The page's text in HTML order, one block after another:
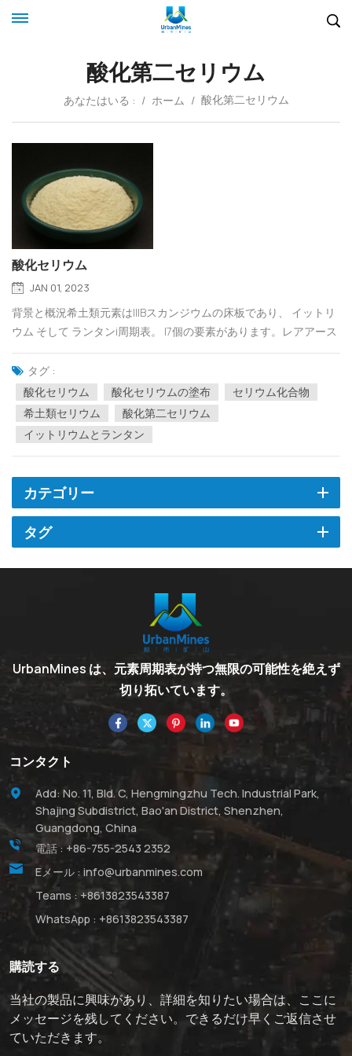
酸化第二セリウム
あなたはいる : / ホーム / 酸化第二セリウム
酸化セリウム
JAN 01, 2023
背景と概況希土類元素はIIIBスカンジウムの床板であり、 イットリ
ウム そして ランタンi周期表。 l7個の要素があります。レアアース
は独特の物理的・化学的性質を持ち、工業、農業などの分野で広
く利用されています。希土類化合物の純度は、材料の特殊な特性
を直接決定します。希土類材料の純度が異なると、性能要件が異...
タグ :
酸化セリウム
酸化セリウムの塗布
セリウム化合物
希土類セリウム
酸化第二セリウム
イットリウムとランタン
カテゴリー
タグ
UrbanMines は、元素周期表が持つ無限の可能性を絶えず
切り拓いています。
コンタクト
Add: No. 11, Bld. C, Hengmingzhu Tech. Industrial Park,
Shajing Subdistrict, Bao'an District, Shenzhen,
Guangdong, China
電話 :+86-755-2543 2352
Eメール : info@urbanmines.com
Teams : +8613823543387
WhatsApp : +8613823543387
購読する
当社の製品に興味があり、詳細を知りたい場合は、ここに
メッセージを残してください。できるだけ早くご返信させ
ていただきます。